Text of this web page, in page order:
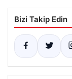
Bizi Takip Edin